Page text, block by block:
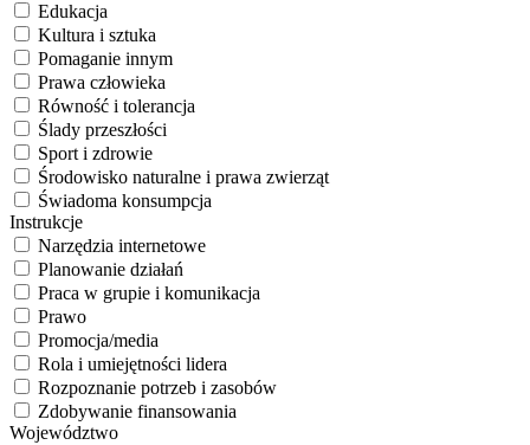
Edukacja
Kultura i sztuka
Pomaganie innym
Prawa człowieka
Równość i tolerancja
Ślady przeszłości
Sport i zdrowie
Środowisko naturalne i prawa zwierząt
Świadoma konsumpcja
Instrukcje
Narzędzia internetowe
Planowanie działań
Praca w grupie i komunikacja
Prawo
Promocja/media
Rola i umiejętności lidera
Rozpoznanie potrzeb i zasobów
Zdobywanie finansowania
Województwo